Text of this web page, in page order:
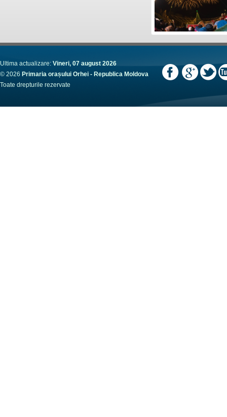
Ultima actualizare: Vineri, 07 august 2026
© 2026 Primaria orașului Orhei - Republica Moldova
Toate drepturile rezervate